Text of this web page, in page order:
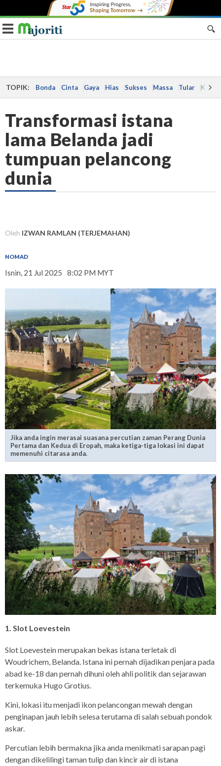
Toggle navigation
TOPIK: Bonda Cinta Gaya Hias Sukses Massa Tular Kes
Transformasi istana
lama Belanda jadi
tumpuan pelancong
dunia
Oleh IZWAN RAMLAN (TERJEMAHAN)
NOMAD
Isnin, 21 Jul 2025 8:02 PM MYT
Jika anda ingin merasai suasana percutian zaman Perang Dunia
Pertama dan Kedua di Eropah, maka ketiga-tiga lokasi ini dapat
memenuhi citarasa anda.
1. Slot Loevestein
Slot Loevestein merupakan bekas istana terletak di
Woudrichem, Belanda. Istana ini pernah dijadikan penjara pada
abad ke-18 dan pernah dihuni oleh ahli politik dan sejarawan
terkemuka Hugo Grotius.
Kini, lokasi itu menjadi ikon pelancongan mewah dengan
penginapan jauh lebih selesa terutama di salah sebuah pondok
askar.
Percutian lebih bermakna jika anda menikmati sarapan pagi
dengan dikelilingi taman tulip dan kincir air di istana